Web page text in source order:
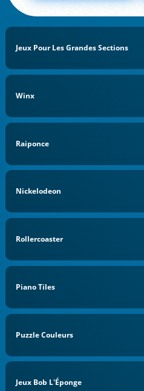
Jeux Pour Les Grandes Sections
Winx
Raiponce
Nickelodeon
Rollercoaster
Piano Tiles
Puzzle Couleurs
Jeux Bob L'Éponge